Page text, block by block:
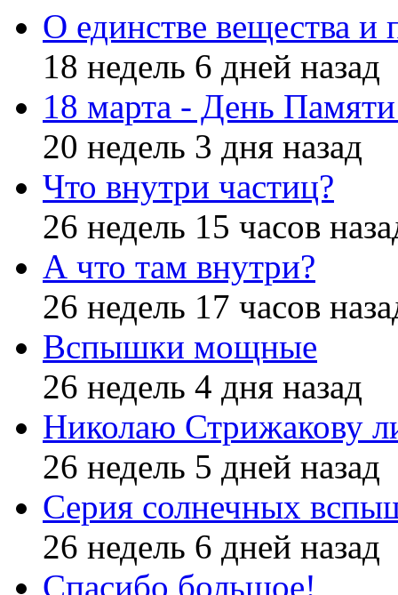
О единстве вещества и
18 недель 6 дней назад
18 марта - День
20 недель 3 дня назад
Что внутри частиц?
26 недель 15 часов
А что там внутри?
26 недель 17 часов
Вспышки мощные
26 недель 4 дня назад
Николаю Стрижакову
26 недель 5 дней назад
Серия солнечных
26 недель 6 дней назад
Спасибо большое!